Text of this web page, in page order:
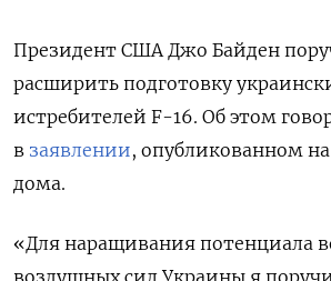
Президент США Джо Байден
расширить подготовку
истребителей F-16. Об этом
в заявлении, опубликованном на
дома.
«Для наращивания потенциала
воздушных сил Украины я